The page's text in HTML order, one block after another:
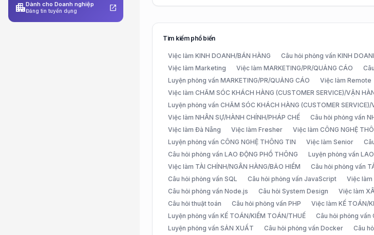
apartmentDành cho Doanh nghiệp
Đăng tin tuyển dụng open_in_new
Tìm kiếm phổ biến
Việc làm KINH DOANH/BÁN HÀNG Câu hỏi phỏng vấn KINH
Việc làm Marketing
Việc làm MARKETING/PR/QUẢNG CÁO
Luyện phỏng vấn MARKETING/PR/QUẢNG CÁO
Việc làm Remote
Việc làm CHĂM SÓC KHÁCH HÀNG (CUSTOMER SERVICE)/VẬN
Luyện phỏng vấn CHĂM SÓC KHÁCH HÀNG (CUSTOMER SERVICE)/
Việc làm NHÂN SỰ/HÀNH CHÍNH/PHÁP CHẾ
Câu hỏi phỏng vấn
Việc làm Đà Nẵng
Việc làm Fresher Việc làm CÔNG NGHỆ
Luyện phỏng vấn CÔNG NGHỆ THÔNG TIN
Việc làm Senior
Câu hỏi phỏng vấn LAO ĐỘNG PHỔ THÔNG
Luyện phỏng vấn
Việc làm TÀI CHÍNH/NGÂN HÀNG/BẢO HIỂM
Câu hỏi phỏng vấn
Câu hỏi phỏng vấn SQL
Câu hỏi phỏng vấn JavaScript Việc làm
Câu hỏi phỏng vấn Node.js
Câu hỏi System Design Việc làm
Câu hỏi thuật toán
Câu hỏi phỏng vấn PHP Việc làm KẾ TOÁN/
Luyện phỏng vấn KẾ TOÁN/KIỂM TOÁN/THUẾ
Câu hỏi phỏng vấn
Luyện phỏng vấn SẢN XUẤT
Câu hỏi phỏng vấn Docker Câu